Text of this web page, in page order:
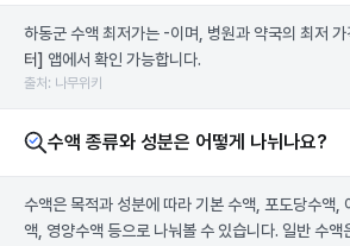
하동군 수액 최저가는 -이며, 병원과 약국의 최저
터] 앱에서 확인 가능합니다.
출처: 나무위키
수액 종류와 성분은 어떻게 나뉘나요?
수액은 목적과 성분에 따라 기본 수액, 포도당수액,
액, 영양수액 등으로 나눠볼 수 있습니다. 일반 수액